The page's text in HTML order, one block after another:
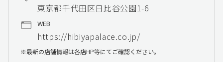
東京都千代田区日比谷公園1-6
WEB
https://hibiyapalace.co.jp/
最新の店舗情報は各店HP等にてご確認ください。